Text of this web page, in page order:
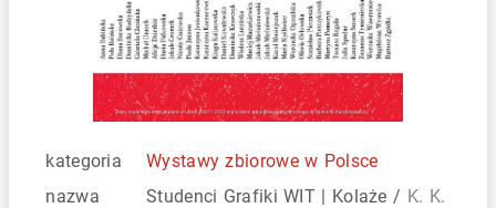
kategoria
Wystawy zbiorowe w Polsce
nazwa
Studenci Grafiki WIT | Kolaże / K. K.